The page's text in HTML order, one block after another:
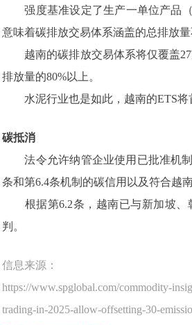
强度基准设定了生产一单位产品（
意味着碳排放交易体系涵盖的总排放量
越南的碳排放交易体系将仅覆盖27
排放量的80%以上。
水泥行业也是如此，越南的ETS将
碳抵消
法令允许纳管企业使用已批准机制
条和第6.4条机制的碳信用以及符合越
根据第6.2条，越南已与新加坡、
判。
信息来源：
https://www.spglobal.com/commodity-
trading-in-2025-allow-offsetting-30-